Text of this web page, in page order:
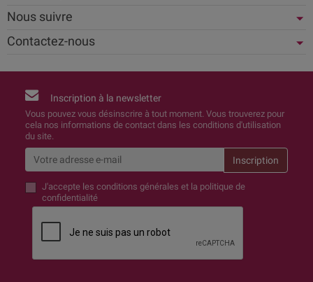
Nous suivre
Contactez-nous
Inscription à la newsletter
Vous pouvez vous désinscrire à tout moment. Vous trouverez pour
cela nos informations de contact dans les conditions d'utilisation
du site.
J'accepte les conditions générales et la politique de
confidentialité